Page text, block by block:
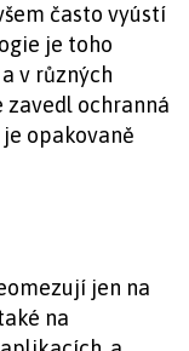
často vyústí
je toho
v různých
ochranná
opakovaně
jen na
na